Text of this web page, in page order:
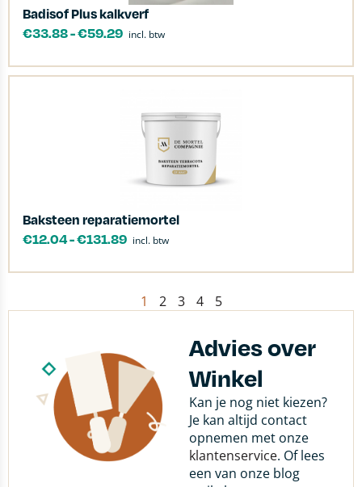
Badisof Plus kalkverf
€33.88-€59.29 incl. btw
Baksteen reparatiemortel
€12.04-€131.89 incl. btw
1 2 3 4 5
Advies over
Winkel
Kan je nog niet kiezen?
Je kan altijd contact
opnemen met onze
klantenservice. Of lees
een van onze blog